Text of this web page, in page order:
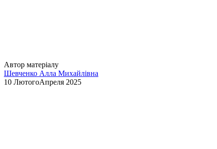
Автор матеріалу
Шевченко Алла Михайлівна
10 ЛютогоАпреля 2025